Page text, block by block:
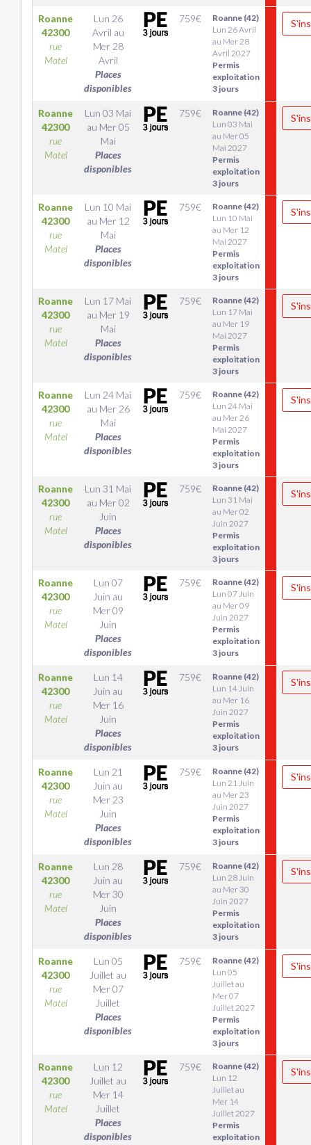
Roanne
42300
rue
Matel
Lun 26
Avril au
Mer 28
Avril
Places
disponibles
759€
Roanne (42)
Lun 26 Avril
au Mer 28
Avril 2027
Permis
exploitation
3 jours
Roanne
42300
rue
Matel
Lun 03 Mai
au Mer 05
Mai
Places
disponibles
759€
Roanne (42)
Lun 03 Mai
au Mer 05
Mai 2027
Permis
exploitation
3 jours
Roanne
42300
rue
Matel
Lun 10 Mai
au Mer 12
Mai
Places
disponibles
759€
Roanne (42)
Lun 10 Mai
au Mer 12
Mai 2027
Permis
exploitation
3 jours
Roanne
42300
rue
Matel
Lun 17 Mai
au Mer 19
Mai
Places
disponibles
759€
Roanne (42)
Lun 17 Mai
au Mer 19
Mai 2027
Permis
exploitation
3 jours
Roanne
42300
rue
Matel
Lun 24 Mai
au Mer 26
Mai
Places
disponibles
759€
Roanne (42)
Lun 24 Mai
au Mer 26
Mai 2027
Permis
exploitation
3 jours
Roanne
42300
rue
Matel
Lun 31 Mai
au Mer 02
Juin
Places
disponibles
759€
Roanne (42)
Lun 31 Mai
au Mer 02
Juin 2027
Permis
exploitation
3 jours
Roanne
42300
rue
Matel
Lun 07
Juin au
Mer 09
Juin
Places
disponibles
759€
Roanne (42)
Lun 07 Juin
au Mer 09
Juin 2027
Permis
exploitation
3 jours
Roanne
42300
rue
Matel
Lun 14
Juin au
Mer 16
Juin
Places
disponibles
759€
Roanne (42)
Lun 14 Juin
au Mer 16
Juin 2027
Permis
exploitation
3 jours
Roanne
42300
rue
Matel
Lun 21
Juin au
Mer 23
Juin
Places
disponibles
759€
Roanne (42)
Lun 21 Juin
au Mer 23
Juin 2027
Permis
exploitation
3 jours
Roanne
42300
rue
Matel
Lun 28
Juin au
Mer 30
Juin
Places
disponibles
759€
Roanne (42)
Lun 28 Juin
au Mer 30
Juin 2027
Permis
exploitation
3 jours
Roanne
42300
rue
Matel
Lun 05
Juillet au
Mer 07
Juillet
Places
disponibles
759€
Roanne (42)
Lun 05
Juillet au
Mer 07
Juillet 2027
Permis
exploitation
3 jours
Roanne
42300
rue
Matel
Lun 12
Juillet au
Mer 14
Juillet
Places
disponibles
759€
Roanne (42)
Lun 12
Juillet au
Mer 14
Juillet 2027
Permis
exploitation